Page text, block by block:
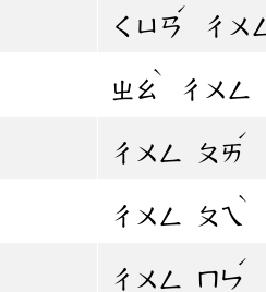
ㄑㄩㄢ
ˊ
ㄔㄨㄥ
ㄓㄠ
ˋ
ㄔㄨㄥ
ㄔㄨㄥ ㄆㄞ
ˊ
ㄔㄨㄥ ㄆㄟ
ˋ
ㄔㄨㄥ ㄇㄣ
ˊ